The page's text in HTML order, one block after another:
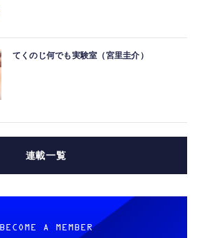
てくのじ何でも実験室（宮里圭介）
連載一覧
BECOME A MEMBER